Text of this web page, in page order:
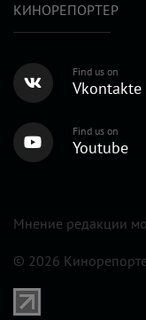
КИНОРЕПОРТЕР
Find us on
Vkontakte
Find us on
Youtube
Мнение редакции
© 2026